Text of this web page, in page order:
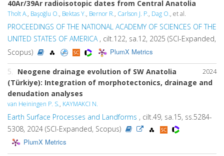
40Ar/39Ar radioisotopic dates from Central Anatolia
Tholt A., Başoğlu O., Bektas Y., Bernor R., Carlson J. P., Dag O., et al.
PROCEEDINGS OF THE NATIONAL ACADEMY OF SCIENCES OF THE
UNITED STATES OF AMERICA, cilt.122, sa.12, 2025 (SCI-Expanded,
Scopus)
PlumX Metrics
2024
5. Neogene drainage evolution of SW Anatolia
(Türkiye): Integration of morphotectonics, drainage and
denudation analyses
van Heiningen P. S., KAYMAKCI N.
Earth Surface Processes and Landforms , cilt.49, sa.15, ss.5284-
5308, 2024 (SCI-Expanded, Scopus)
PlumX Metrics